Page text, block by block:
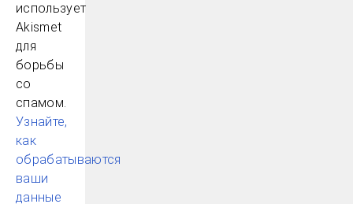
использует
Akismet
для
борьбы
со
спамом.
Узнайте,
как
обрабатываются
ваши
данные